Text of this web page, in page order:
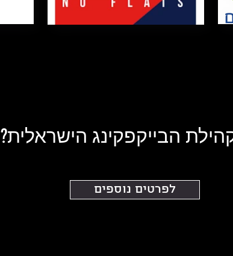
הבייקפקינג הישראלית?
לפרטים נוספים